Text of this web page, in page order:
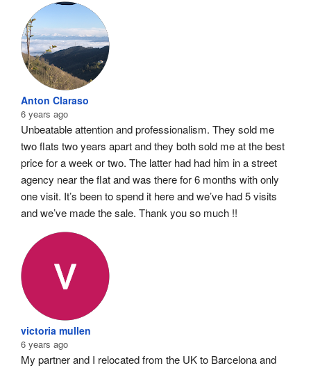
Anton Claraso
6 years ago
Unbeatable attention and professionalism. They sold me
two flats two years apart and they both sold me at the best
price for a week or two. The latter had had him in a street
agency near the flat and was there for 6 months with only
one visit. It’s been to spend it here and we’ve had 5 visits
and we’ve made the sale. Thank you so much !!
victoria mullen
6 years ago
My partner and I relocated from the UK to Barcelona and